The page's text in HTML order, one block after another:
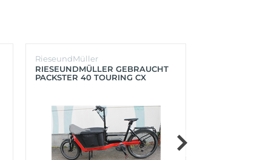
RieseundMüller
RIESEUNDMÜLLER GEBRAUCHT
PACKSTER 40 TOURING CX